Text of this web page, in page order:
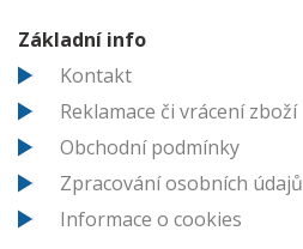
Základní info
Kontakt
Reklamace či vrácení zboží
Obchodní podmínky
Zpracování osobních údajů
Informace o cookies